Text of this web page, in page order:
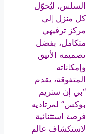
السلس، ليُحوّل
كل منزل إلى
مركز ترفيهي
متكامل، بفضل
تصميمه الأنيق
وإمكاناته
المتفوقة، يقدم
“بي إن ستريم
بوكس” لمرتاديه
فرصة استثنائية
لاستكشاف عالمٍ